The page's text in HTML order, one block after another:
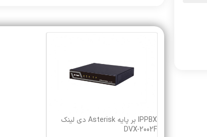
IPPBX بر پایه Asterisk دی لینک
DVX-2002F